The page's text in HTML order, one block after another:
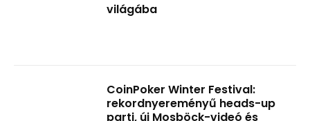
világába
CoinPoker Winter Festival:
rekordnyereményű heads-up
parti, új Mosböck-videó és